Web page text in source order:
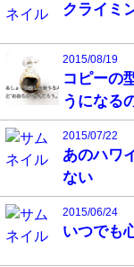
クライミ
2015/08/19
コピーの
うになる
2015/07/22
あのハワ
ない
2015/06/24
いつでも